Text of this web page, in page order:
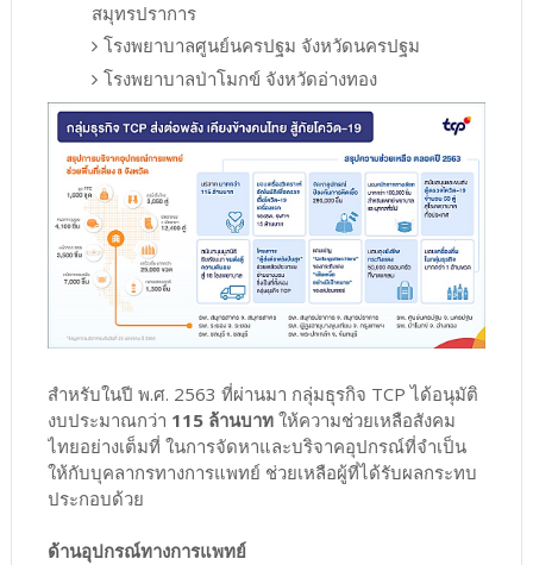
สมุทรปราการ
โรงพยาบาลศูนย์นครปฐม จังหวัดนครปฐม
โรงพยาบาลป่าโมกข์ จังหวัดอ่างทอง
สำหรับในปี พ.ศ. 2563 ที่ผ่านมา กลุ่มธุรกิจ TCP ได้อนุมัติ
งบประมาณกว่า 115 ล้านบาทให้ความช่วยเหลือสังคม
ไทยอย่างเต็มที่ ในการจัดหาและบริจาคอุปกรณ์ที่จำเป็น
ให้กับบุคลากรทางการแพทย์ ช่วยเหลือผู้ที่ได้รับผลกระทบ
ประกอบด้วย
ด้านอุปกรณ์ทางการแพทย์